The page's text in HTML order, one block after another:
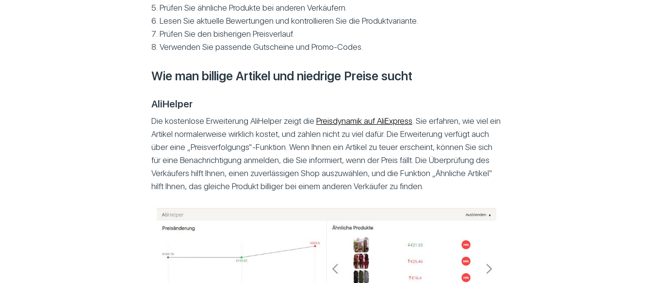
Prüfen Sie ähnliche Produkte bei anderen Verkäufern.
Lesen Sie aktuelle Bewertungen und kontrollieren Sie die Produktvariante.
Prüfen Sie den bisherigen Preisverlauf.
Verwenden Sie passende Gutscheine und Promo-Codes.
Wie man billige Artikel und niedrige Preise sucht
AliHelper
Die kostenlose Erweiterung AliHelper zeigt die Preisdynamik auf AliExpress . Sie erfahren, wie viel ein
Artikel normalerweise wirklich kostet, und zahlen nicht zu viel dafür. Die Erweiterung verfügt auch
über eine „Preisverfolgungs“-Funktion. Wenn Ihnen ein Artikel zu teuer erscheint, können Sie sich
für eine Benachrichtigung anmelden, die Sie informiert, wenn der Preis fällt. Die Überprüfung des
Verkäufers hilft Ihnen, einen zuverlässigen Shop auszuwählen, und die Funktion „Ähnliche Artikel“
hilft Ihnen, das gleiche Produkt billiger bei einem anderen Verkäufer zu finden.